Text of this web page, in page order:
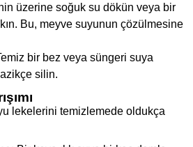
üzerine soğuk su dökün veya bir
Bu, meyve suyunun çözülmesine
bir bez veya süngeri suya
silin.
lekelerini temizlemede oldukça